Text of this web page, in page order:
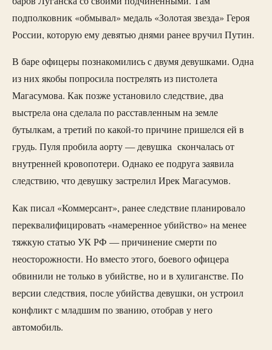
подполковник «обмывал» медаль «Золотая звезда» Героя
России, которую ему девятью днями ранее вручил Путин.
В баре офицеры познакомились с двумя девушками. Одна
из них якобы попросила пострелять из пистолета
Магасумова. Как позже установило следствие, два
выстрела она сделала по расставленным на земле
бутылкам, а третий по какой-то причине пришелся ей в
грудь. Пуля пробила аорту — девушка скончалась от
внутренней кровопотери. Однако ее подруга заявила
следствию, что девушку застрелил Ирек Магасумов.
Как писал «Коммерсант», ранее следствие планировало
переквалифицировать «намеренное убийство» на менее
тяжкую статью УК РФ — причинение смерти по
неосторожности. Но вместо этого, боевого офицера
обвинили не только в убийстве, но и в хулиганстве. По
версии следствия, после убийства девушки, он устроил
конфликт с младшим по званию, отобрав у него
автомобиль.